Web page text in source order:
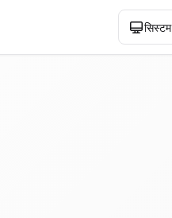
सिस्टम